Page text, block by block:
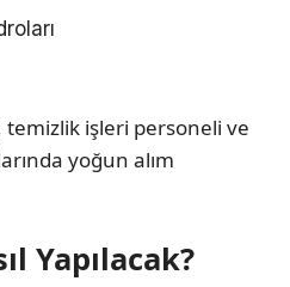
işleri personeli ve
yoğun alım
Yapılacak?